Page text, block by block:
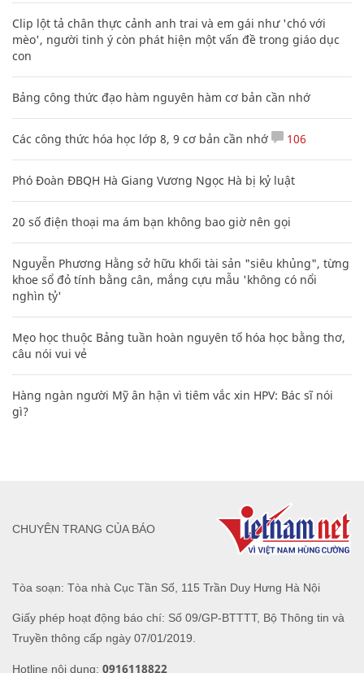
Clip lột tả chân thực cảnh anh trai và em gái như 'chó với
mèo', người tinh ý còn phát hiện một vấn đề trong giáo dục
con
Bảng công thức đạo hàm nguyên hàm cơ bản cần nhớ
Các công thức hóa học lớp 8, 9 cơ bản cần nhớ 106
Phó Đoàn ĐBQH Hà Giang Vương Ngọc Hà bị kỷ luật
20 số điện thoại ma ám bạn không bao giờ nên gọi
Nguyễn Phương Hằng sở hữu khối tài sản "siêu khủng", từng
khoe sổ đỏ tính bằng cân, mắng cựu mẫu 'không có nổi
nghìn tỷ'
Mẹo học thuộc Bảng tuần hoàn nguyên tố hóa học bằng thơ,
câu nói vui vẻ
Hàng ngàn người Mỹ ân hận vì tiêm vắc xin HPV: Bác sĩ nói
gì?
Tòa soạn: Tòa nhà Cục Tần Số, 115 Trần Duy Hưng Hà Nội
Giấy phép hoạt động báo chí: Số 09/GP-BTTTT, Bộ Thông tin và
Truyền thông cấp ngày 07/01/2019.
Hotline nội dung: 0916118822
CHUYÊN TRANG CỦA BÁO